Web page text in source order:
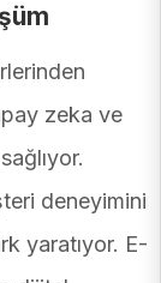
zeka ve
deneyimini
yaratıyor. E-